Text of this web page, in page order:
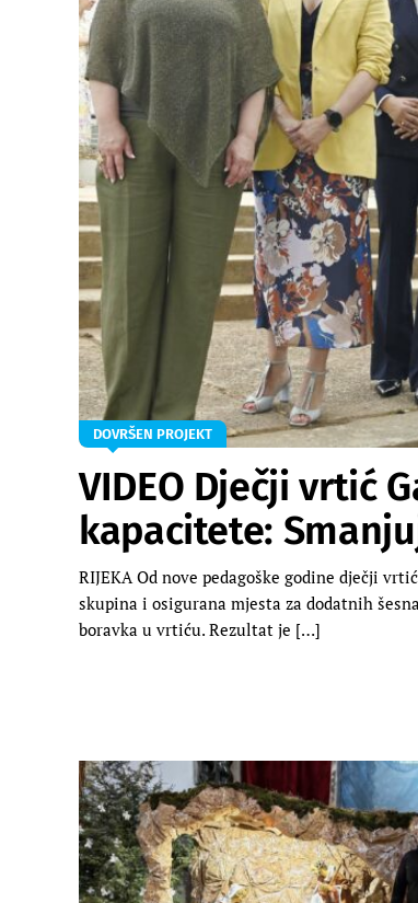
DOVRŠEN PROJEKT
VIDEO Dječji vrtić
kapacitete:
RIJEKA Od nove pedagoške godine dječji
skupina i osigurana mjesta za dodatnih
boravka u vrtiću. Rezultat je […]